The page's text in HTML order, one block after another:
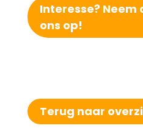
Interesse?
ons op!
Terug naar